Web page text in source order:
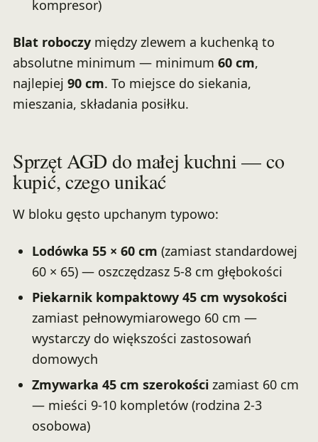
kompresor)
Blat roboczymiędzy zlewem a kuchenką to
absolutne minimum — minimum 60 cm,
najlepiej 90 cm. To miejsce do siekania,
mieszania, składania posiłku.
Sprzęt AGD do małej kuchni — co
kupić, czego unikać
W bloku gęsto upchanym typowo:
Lodówka 55 × 60 cm (zamiast standardowej
60 × 65) — oszczędzasz 5-8 cm głębokości
Piekarnik kompaktowy 45 cm wysokości
zamiast pełnowymiarowego 60 cm —
wystarczy do większości zastosowań
domowych
Zmywarka 45 cm szerokości zamiast 60 cm
— mieści 9-10 kompletów (rodzina 2-3
osobowa)